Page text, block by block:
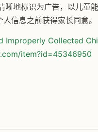
地标识为广告，以儿童
信息之前获得家长同意。
Improperly Collected
item?id=45346950